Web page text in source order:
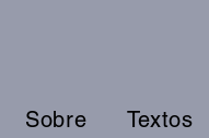
Sobre Textos